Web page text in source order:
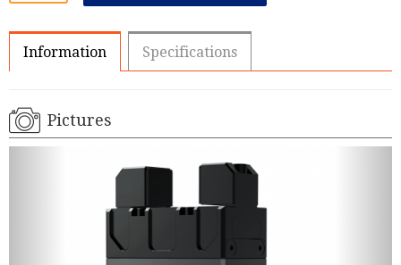
Information Specifications
Pictures